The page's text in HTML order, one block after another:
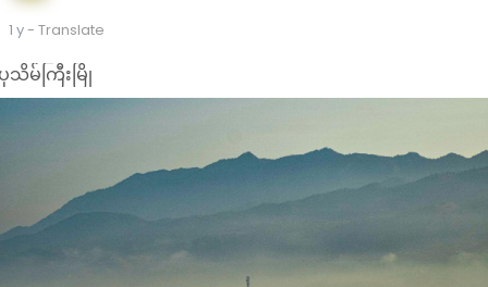
1 y- Translate
သိမ်ကြီးမြို